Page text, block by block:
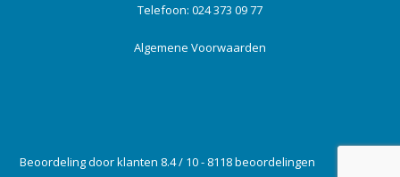
Telefoon: 024 373 09 77
Algemene Voorwaarden
Beoordeling door klanten 8.4 / 10 - 8118 beoordelingen